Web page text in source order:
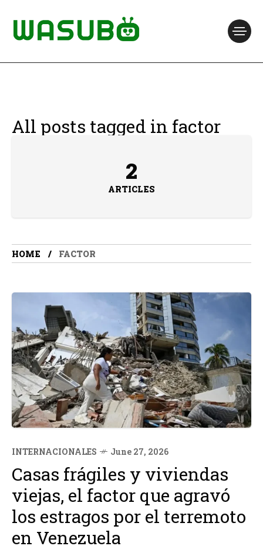
All posts tagged in factor
2
ARTICLES
HOME FACTOR
INTERNACIONALES June 27, 2026
Casas frágiles y viviendas
viejas, el factor que agravó
los estragos por el terremoto
en Venezuela